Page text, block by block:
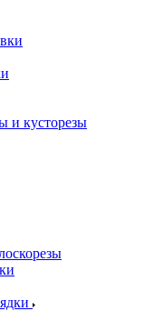
и кусторезы